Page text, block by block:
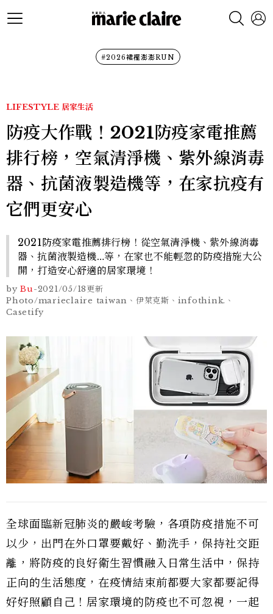
#2026裙襬澎澎RUN
LIFESTYLE 居家生活
防疫大作戰！2021防疫家電推薦
排行榜，空氣清淨機、紫外線消毒
器、抗菌液製造機等，在家抗疫有
它們更安心
2021防疫家電推薦排行榜！從空氣清淨機、紫外線消毒
器、抗菌液製造機…等，在家也不能輕忽的防疫措施大公
開，打造安心舒適的居家環境！
by Bu-2021/05/18更新
Photo/marieclaire taiwan、伊萊克斯、infothink.、
Casetify
全球面臨新冠肺炎的嚴峻考驗，各項防疫措施不可
以少，出門在外口罩要戴好、勤洗手，保持社交距
離，將防疫的良好衛生習慣融入日常生活中，保持
正向的生活態度，在疫情結束前都要大家都要記得
好好照顧自己！居家環境的防疫也不可忽視，一起